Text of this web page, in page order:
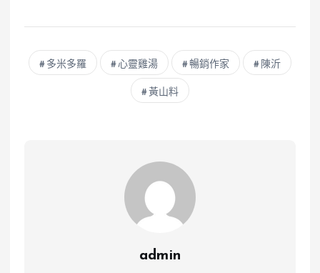
多米多羅 心靈雞湯 暢銷作家 陳沂
黃山料
admin